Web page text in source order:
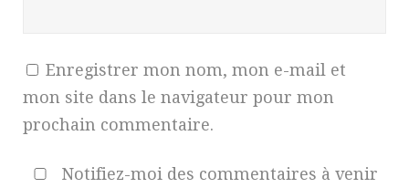
Enregistrer mon nom, mon e-mail et
mon site dans le navigateur pour mon
prochain commentaire.
Notifiez-moi des commentaires à venir